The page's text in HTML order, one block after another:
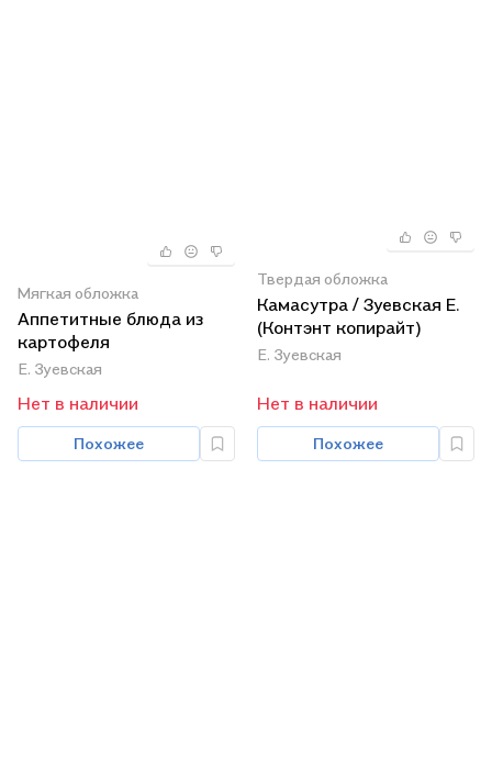
Мягкая обложка
Аппетитные блюда из
картофеля
Е. Зуевская
Нет в наличии
Похожее
Твердая обложка
Камасутра / Зуевская Е.
(Контэнт копирайт)
Е. Зуевская
Нет в наличии
Похожее